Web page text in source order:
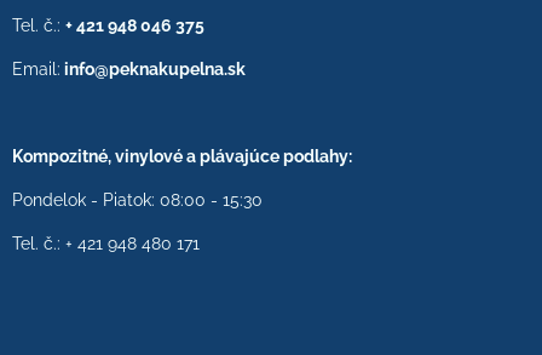
Tel. č.: + 421 948 046 375
Email: info@peknakupelna.sk
Kompozitné, vinylové a plávajúce podlahy:
Pondelok - Piatok: 08:00 - 15:30
Tel. č.: + 421 948 480 171